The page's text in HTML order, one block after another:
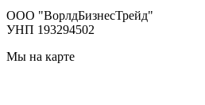
OOO "ВорлдБизнесТрейд"
УНП 193294502
Мы на карте